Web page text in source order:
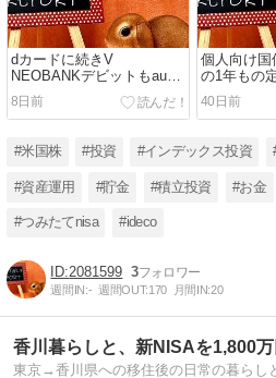
dカードに続きV
NEOBANKデビットもau
PAY残高チャージがポイン
ト対象外に／全世界株・先
進国株・米国株（S＆P500
／NASDAQ100）・国内
株・新興国株 各インデック
8日前
個人向け国
の1年もの
は？／全世
株・米国株
新興国株
ァンドの成
40日前
#米国株 #投資 #インデックス投資
#資産運用 #貯金 #積立投資 #お金
#つみたてnisa #ideco
2081599 3
週間IN:- 週間OUT:170 月間IN:20
香川暮らしと、新NISAを1,800